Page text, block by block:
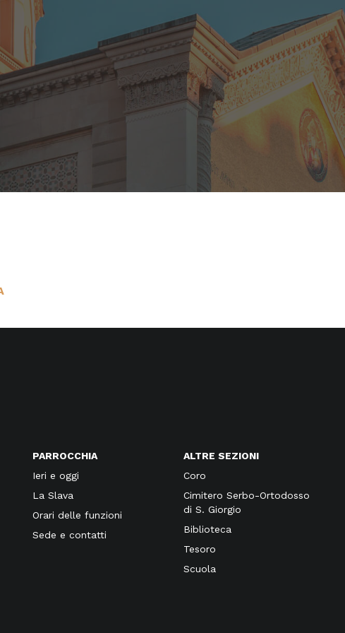
PARROCCHIA
Ieri e oggi
La Slava
Orari delle funzioni
Sede e contatti
ALTRE SEZIONI
Coro
Cimitero Serbo-Ortodosso
di S. Giorgio
Biblioteca
Tesoro
Scuola